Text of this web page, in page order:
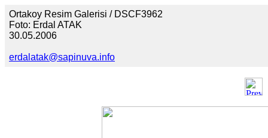
Ortakoy Resim Galerisi / DSCF3962
Foto: Erdal ATAK
30.05.2006
erdalatak@sapinuva.info